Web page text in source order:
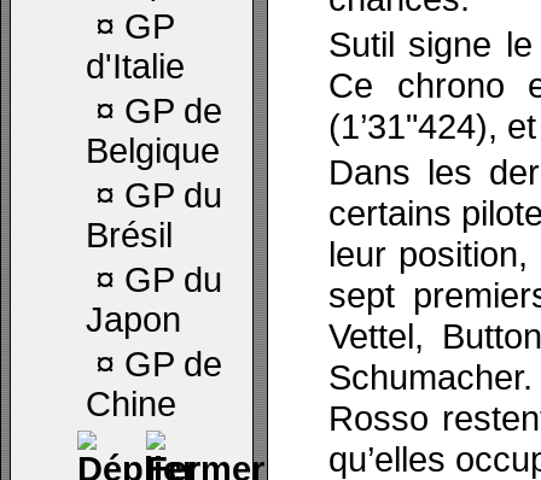
¤ GP
d'Italie
¤ GP de
Belgique
¤ GP du
Brésil
¤ GP du
Japon
¤ GP de
Chine
Sutil signe
Ce chrono
(1’31"424),
Dans les
certains
leur
sept
Vettel,
Rosso
qu’elles